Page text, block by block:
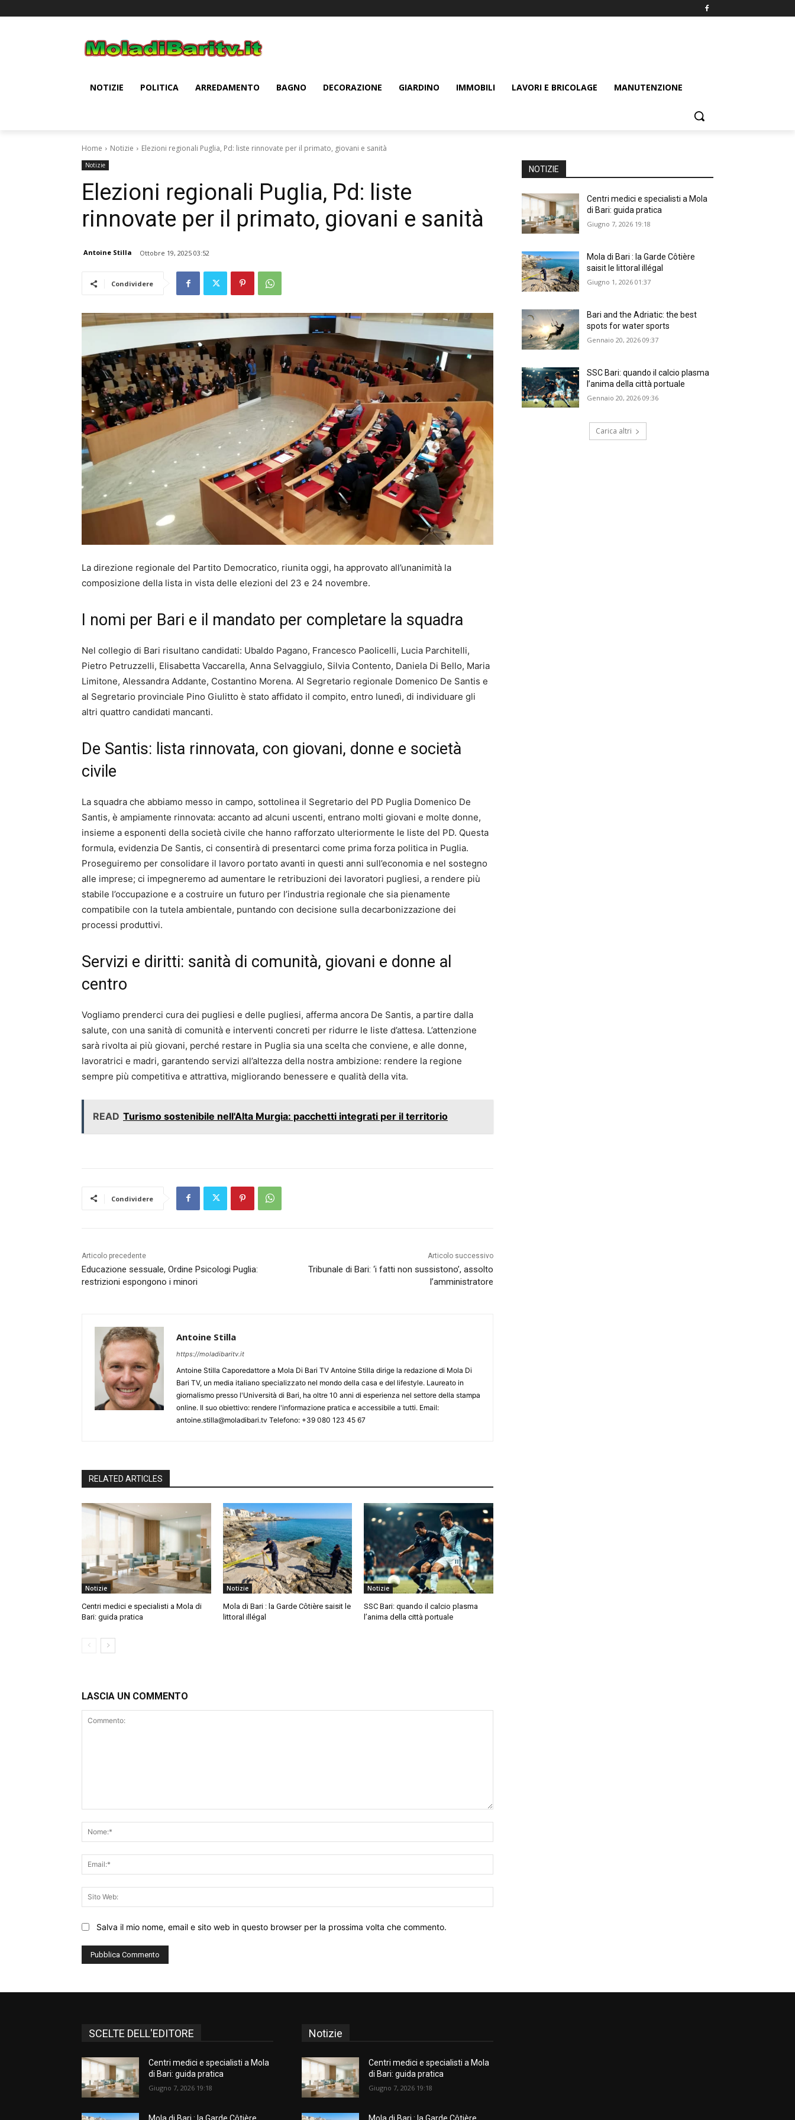
NOTIZIE POLITICA ARREDAMENTO BAGNO DECORAZIONE GIARDINO IMMOBILI LAVORI E BRICOLAGE MANUTENZIONE
Home Notizie Elezioni regionali Puglia, Pd: liste rinnovate per il primato, giovani e sanità
Notizie
Elezioni regionali Puglia, Pd: liste
rinnovate per il primato, giovani e sanità
Antoine Stilla Ottobre 19, 2025 03:52
Condividere
La direzione regionale del Partito Democratico, riunita oggi, ha approvato all’unanimità la
composizione della lista in vista delle elezioni del 23 e 24 novembre.
I nomi per Bari e il mandato per completare la squadra
Nel collegio di Bari risultano candidati: Ubaldo Pagano, Francesco Paolicelli, Lucia Parchitelli,
Pietro Petruzzelli, Elisabetta Vaccarella, Anna Selvaggiulo, Silvia Contento, Daniela Di Bello, Maria
Limitone, Alessandra Addante, Costantino Morena. Al Segretario regionale Domenico De Santis e
al Segretario provinciale Pino Giulitto è stato affidato il compito, entro lunedì, di individuare gli
altri quattro candidati mancanti.
De Santis: lista rinnovata, con giovani, donne e società
civile
La squadra che abbiamo messo in campo, sottolinea il Segretario del PD Puglia Domenico De
Santis, è ampiamente rinnovata: accanto ad alcuni uscenti, entrano molti giovani e molte donne,
insieme a esponenti della società civile che hanno rafforzato ulteriormente le liste del PD. Questa
formula, evidenzia De Santis, ci consentirà di presentarci come prima forza politica in Puglia.
Proseguiremo per consolidare il lavoro portato avanti in questi anni sull’economia e nel sostegno
alle imprese; ci impegneremo ad aumentare le retribuzioni dei lavoratori pugliesi, a rendere più
stabile l’occupazione e a costruire un futuro per l’industria regionale che sia pienamente
compatibile con la tutela ambientale, puntando con decisione sulla decarbonizzazione dei
processi produttivi.
Servizi e diritti: sanità di comunità, giovani e donne al
centro
Vogliamo prenderci cura dei pugliesi e delle pugliesi, afferma ancora De Santis, a partire dalla
salute, con una sanità di comunità e interventi concreti per ridurre le liste d’attesa. L’attenzione
sarà rivolta ai più giovani, perché restare in Puglia sia una scelta che conviene, e alle donne,
lavoratrici e madri, garantendo servizi all’altezza della nostra ambizione: rendere la regione
sempre più competitiva e attrattiva, migliorando benessere e qualità della vita.
READ Turismo sostenibile nell'Alta Murgia: pacchetti integrati per il territorio
Condividere
Articolo precedente
Educazione sessuale, Ordine Psicologi Puglia:
restrizioni espongono i minori
Articolo successivo
Tribunale di Bari: ‘i fatti non sussistono’, assolto
l’amministratore
Antoine Stilla
https://moladibaritv.it
Antoine Stilla Caporedattore a Mola Di Bari TV Antoine Stilla dirige la redazione di Mola Di
Bari TV, un media italiano specializzato nel mondo della casa e del lifestyle. Laureato in
giornalismo presso l'Università di Bari, ha oltre 10 anni di esperienza nel settore della stampa
online. Il suo obiettivo: rendere l'informazione pratica e accessibile a tutti. Email:
antoine.stilla@moladibari.tv Telefono: +39 080 123 45 67
RELATED ARTICLES
Notizie
Centri medici e specialisti a Mola di
Bari: guida pratica
Notizie
Mola di Bari : la Garde Côtière saisit le
littoral illégal
Notizie
SSC Bari: quando il calcio plasma
l’anima della città portuale
LASCIA UN COMMENTO
Web:
Salva il mio nome, email e sito web in questo browser per la prossima volta che commento.
NOTIZIE
Centri medici e specialisti a Mola
di Bari: guida pratica
Giugno 7, 2026 19:18
Mola di Bari : la Garde Côtière
saisit le littoral illégal
Giugno 1, 2026 01:37
Bari and the Adriatic: the best
spots for water sports
Gennaio 20, 2026 09:37
SSC Bari: quando il calcio plasma
l’anima della città portuale
Gennaio 20, 2026 09:36
Carica altri
SCELTE DELL'EDITORE
Centri medici e specialisti a Mola
di Bari: guida pratica
Giugno 7, 2026 19:18
Mola di Bari : la Garde Côtière
Notizie
Centri medici e specialisti a Mola
di Bari: guida pratica
Giugno 7, 2026 19:18
Mola di Bari : la Garde Côtière